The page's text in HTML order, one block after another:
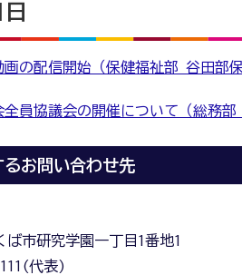
画の配信開始（保健福祉部 谷田部
全員協議会の開催について（総務
るお問い合わせ先
市研究学園一丁目1番地1
代表)